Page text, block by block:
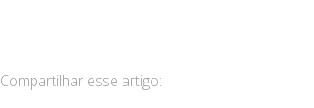
Compartilhar esse artigo: